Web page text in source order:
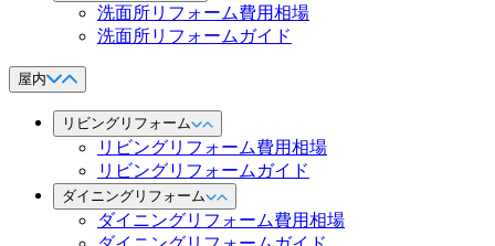
洗面所リフォーム費用相場
洗面所リフォームガイド
屋内
リビングリフォーム
リビングリフォーム費用相場
リビングリフォームガイド
ダイニングリフォーム
ダイニングリフォーム費用相場